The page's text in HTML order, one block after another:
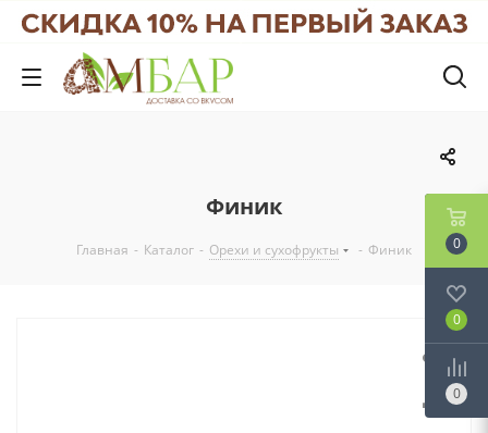
Финик
Главная - Каталог - Орехи и сухофрукты - Финик 0
0
0